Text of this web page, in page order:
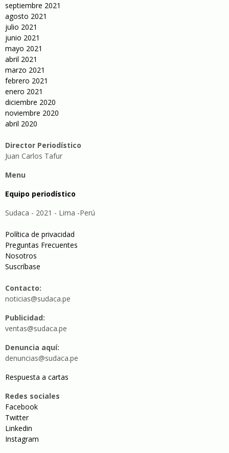
septiembre 2021
agosto 2021
julio 2021
junio 2021
mayo 2021
abril 2021
marzo 2021
febrero 2021
enero 2021
diciembre 2020
noviembre 2020
abril 2020
Director Periodístico
Juan Carlos Tafur
Menu
Equipo periodístico
Sudaca - 2021 - Lima -Perú
Política de privacidad
Preguntas Frecuentes
Nosotros
Suscríbase
Contacto:
noticias@sudaca.pe
Publicidad:
ventas@sudaca.pe
Denuncia aquí:
denuncias@sudaca.pe
Respuesta a cartas
Redes sociales
Facebook
Twitter
Linkedin
Instagram